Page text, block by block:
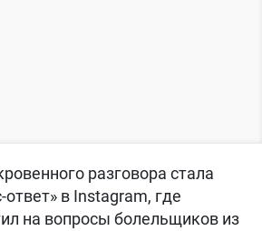
разговора стала
ответ» в Instagram, где
на вопросы болельщиков из